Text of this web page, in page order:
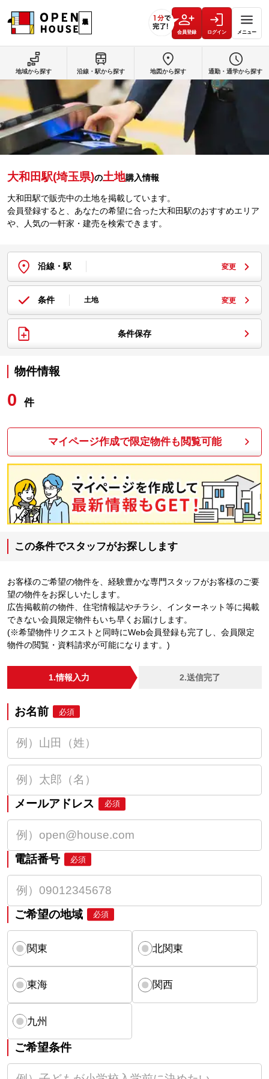
会員登録 ログイン メニュー
大和田駅(埼玉県)の土地購入情報
大和田駅で販売中の土地を掲載しています。
会員登録すると、あなたの希望に合った大和田駅のおすすめエリア
や、人気の一軒家・建売を検索できます。
沿線・駅 変更
条件 土地 変更
条件保存
物件情報
0 件
マイページ作成で限定物件も閲覧可能
この条件でスタッフがお探しします
お客様のご希望の物件を、経験豊かな専門スタッフがお客様のご要
望の物件をお探しいたします。
広告掲載前の物件、住宅情報誌やチラシ、インターネット等に掲載
できない会員限定物件もいち早くお届けします。
(※希望物件リクエストと同時にWeb会員登録も完了し、会員限定
物件の閲覧・資料請求が可能になります。)
1.情報入力 2.送信完了
お名前 必須
メールアドレス 必須
電話番号 必須
ご希望の地域 必須
関東 北関東
東海 関西
九州
ご希望条件
地域から探す 沿線・駅から探す 地図から探す 通勤・通学から探す